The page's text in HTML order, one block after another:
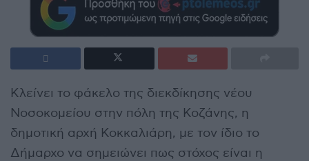
Κλείνει το φάκελο της διεκδίκησης νέου
Νοσοκομείου στην πόλη της Κοζάνης, η
δημοτική αρχή Κοκκαλιάρη, με τον ίδιο το
Δήμαρχο να σημειώνει πως στόχος είναι η